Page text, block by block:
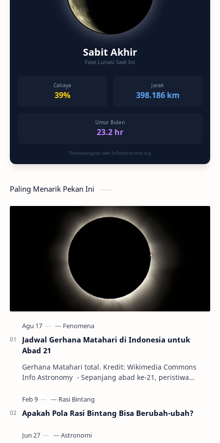
Sabit Akhir
Fase Lunasi Saat Ini
Cahaya
39%
Jarak
398.186 km
Umur Bulan
23.2 hr
Dikembangkan oleh InfoAstronomy.org
Paling Menarik Pekan Ini
Jadwal Gerhana Matahari di Indonesia untuk
Abad 21
Gerhana Matahari total. Kredit: Wikimedia Commons
Info Astronomy - Sepanjang abad ke-21, peristiwa
Apakah Pola Rasi Bintang Bisa Berubah-ubah?